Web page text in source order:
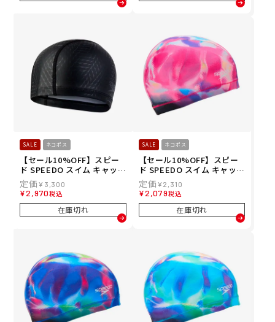
SALE ネコポス
【セール10%OFF】スピー
ド SPEEDO スイム キャップ
プリント シリコーン コーテ
ィング キャップ SE12616-K
メンズ レディース ユニセッ
¥ 3,300
¥2,970税込
在庫切れ
SALE ネコポス
【セール10%OFF】スピー
ド SPEEDO スイム キャップ
カラー オブ ウェーブス トリ
コット キャップ SE12612-P
N メンズ レディース ユニセ
¥2,310
¥2,079税込
在庫切れ